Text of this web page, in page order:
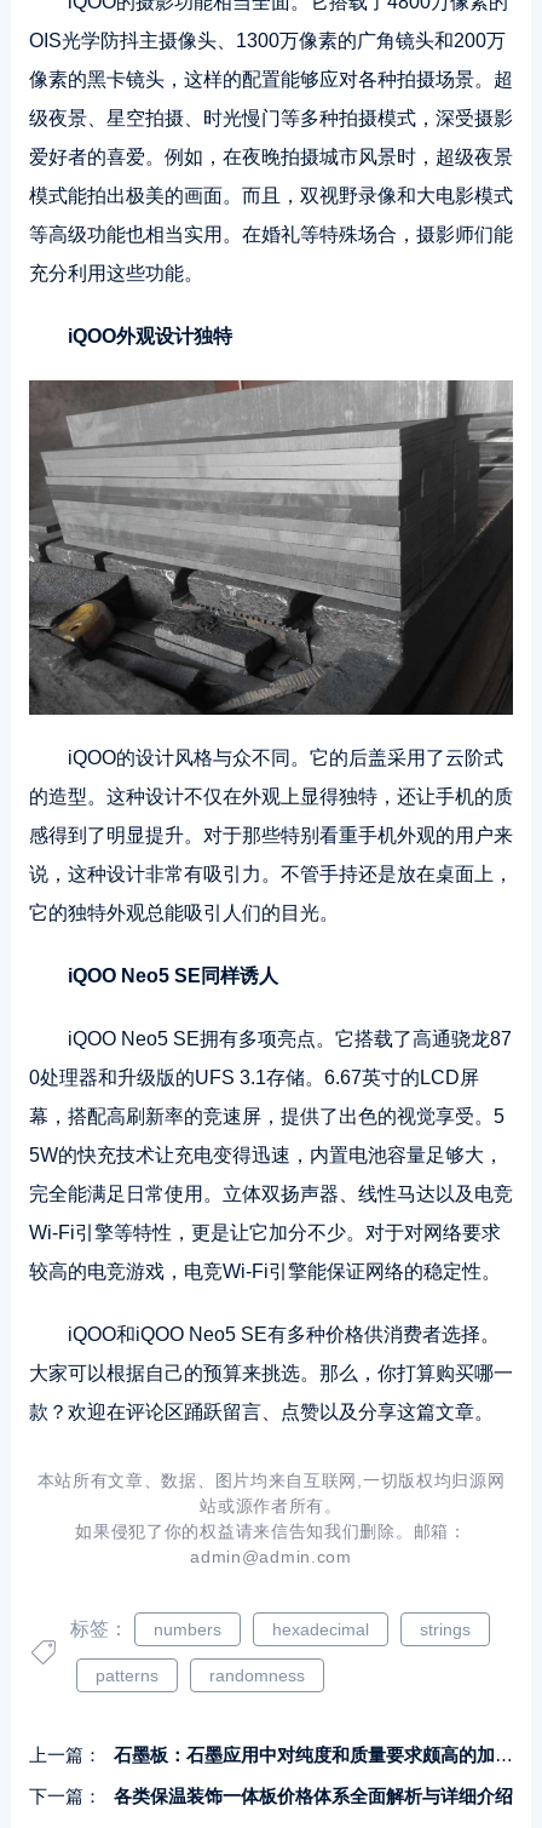
OIS光学防抖主摄像头、1300万像素的广角镜头和200万
像素的黑卡镜头，这样的配置能够应对各种拍摄场景。超
级夜景、星空拍摄、时光慢门等多种拍摄模式，深受摄影
爱好者的喜爱。例如，在夜晚拍摄城市风景时，超级夜景
模式能拍出极美的画面。而且，双视野录像和大电影模式
等高级功能也相当实用。在婚礼等特殊场合，摄影师们能
充分利用这些功能。
iQOO外观设计独特
iQOO的设计风格与众不同。它的后盖采用了云阶式
的造型。这种设计不仅在外观上显得独特，还让手机的质
感得到了明显提升。对于那些特别看重手机外观的用户来
说，这种设计非常有吸引力。不管手持还是放在桌面上，
它的独特外观总能吸引人们的目光。
iQOO Neo5 SE同样诱人
iQOO Neo5 SE拥有多项亮点。它搭载了高通骁龙87
0处理器和升级版的UFS 3.1存储。6.67英寸的LCD屏
幕，搭配高刷新率的竞速屏，提供了出色的视觉享受。5
5W的快充技术让充电变得迅速，内置电池容量足够大，
完全能满足日常使用。立体双扬声器、线性马达以及电竞
Wi-Fi引擎等特性，更是让它加分不少。对于对网络要求
较高的电竞游戏，电竞Wi-Fi引擎能保证网络的稳定性。
iQOO和iQOO Neo5 SE有多种价格供消费者选择。
大家可以根据自己的预算来挑选。那么，你打算购买哪一
款？欢迎在评论区踊跃留言、点赞以及分享这篇文章。
本站所有文章、数据、图片均来自互联网,一切版权均归源网
站或源作者所有。
如果侵犯了你的权益请来信告知我们删除。邮箱：
admin@admin.com
标签： numbers hexadecimal strings
patterns randomness
上一篇：
石墨板：石墨应用中对纯度和质量要求颇高的加工物
下一篇：
各类保温装饰一体板价格体系全面解析与详细介绍